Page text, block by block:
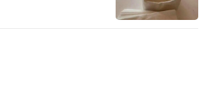
（2030年左右），产业格局可